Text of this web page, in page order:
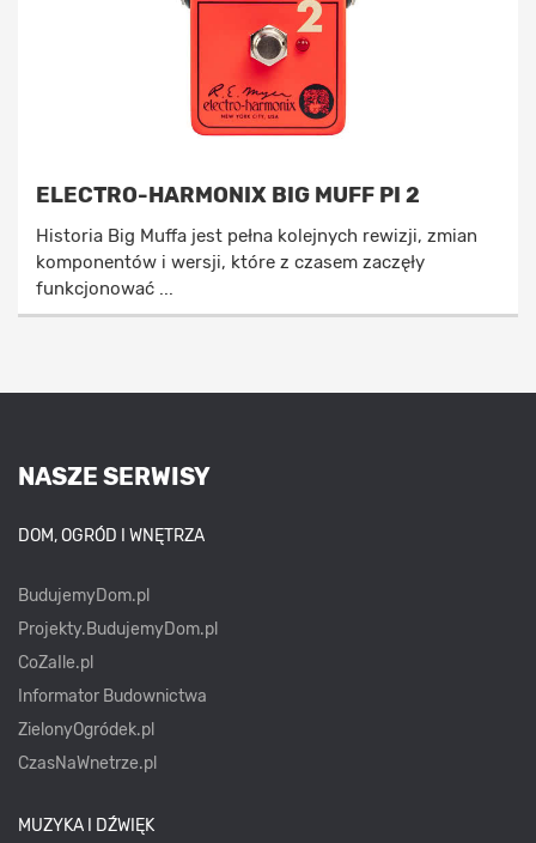
ELECTRO-HARMONIX BIG MUFF PI 2
Historia Big Muffa jest pełna kolejnych rewizji, zmian
komponentów i wersji, które z czasem zaczęły
funkcjonować ...
NASZE SERWISY
DOM, OGRÓD I WNĘTRZA
BudujemyDom.pl
Projekty.BudujemyDom.pl
CoZaIle.pl
Informator Budownictwa
ZielonyOgródek.pl
CzasNaWnetrze.pl
MUZYKA I DŹWIĘK